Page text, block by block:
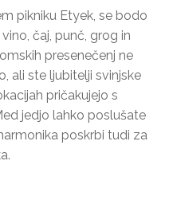
pikniku Etyek, se bodo
čaj, punč, grog in
presenečenj ne
ali ste ljubitelji svinjske
pričakujejo s
jedjo lahko poslušate
poskrbi tudi za